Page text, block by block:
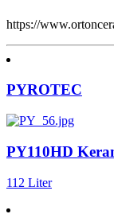
https://
PYROTEC
PY110HD
112 Liter